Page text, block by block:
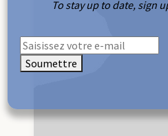
To stay up to date, sign
Soumettre